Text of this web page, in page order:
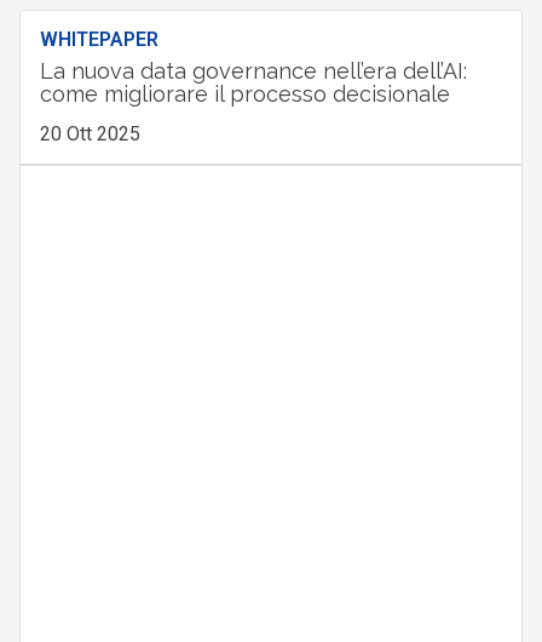
WHITEPAPER
La nuova data governance nell’era dell’AI:
come migliorare il processo decisionale
20 Ott 2025